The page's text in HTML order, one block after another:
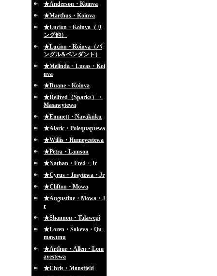
★Anderson・Koinva
★Marthus・Koinva
★Lucion・Koinva（リ
ング他）
★Lucion・Koinva（バ
ングル&ペンダント）
★Melinda・Lucas・Koi
nva
★Duane・Koinva
★Delfred（Sparks）・
Masawytewa
★Emmett・Navakuku
★Alaric・Polequaptewa
★Willis・Humeyestewa
★Petra・Lamson
★Nathan・Fred・Jr
★Cyrus・Josytewa・Jr
★Clifton・Mowa
★Augustine・Mowa・J
r
★Shannon・Talawepi
★Loren・Sakeva・Qu
mawunu
★Arthur・Allen・Lom
ayestewa
★Chris・Mansfield